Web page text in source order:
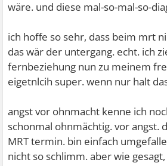
wäre. und diese mal-so-mal-so-
ich hoffe so sehr, dass beim mrt
das wär der untergang. echt. ich
fernbeziehung nun zu meinem
eigetnlcih super. wenn nur halt
angst vor ohnmacht kenne ich
schonmal ohnmächtig. vor angst.
MRT termin. bin einfach
nicht so schlimm. aber wie